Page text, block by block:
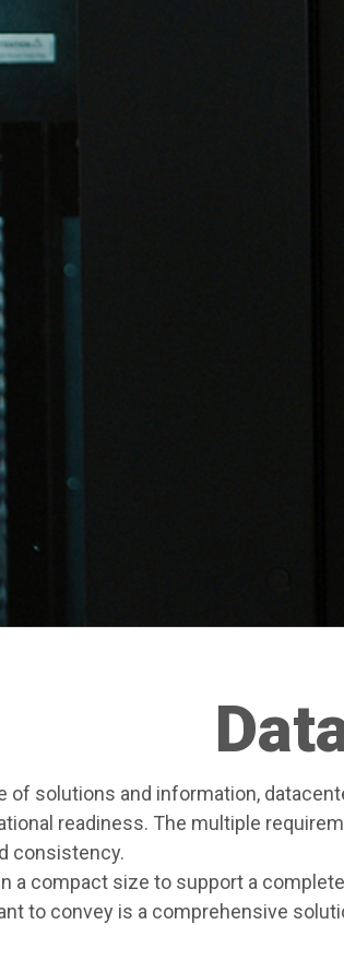
of solutions and information,
readiness. The multiple
consistency.
a compact size to support a
to convey is a comprehensive